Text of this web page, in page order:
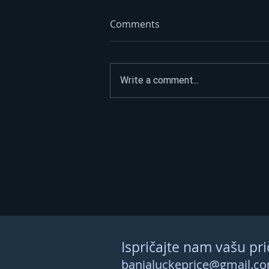
Comments
Write a comment...
Ispričajte nam vašu